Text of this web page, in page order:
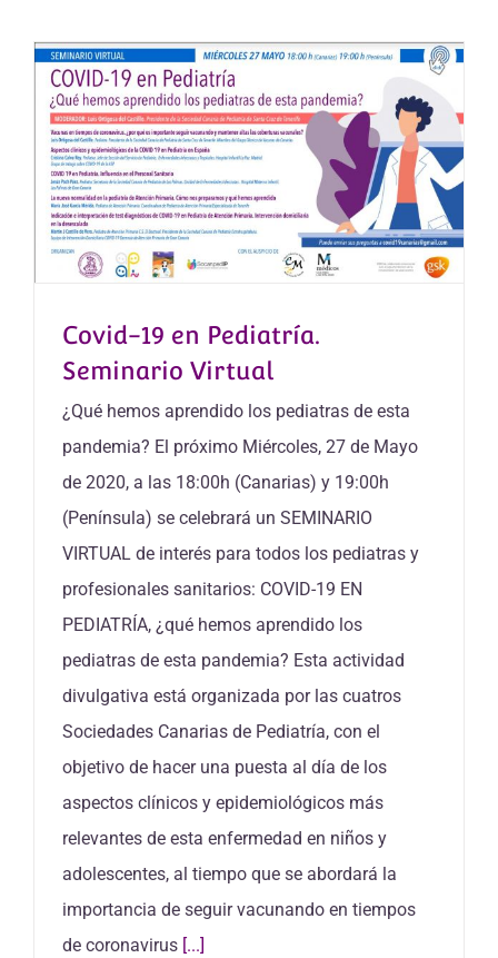
Covid-19 en Pediatría.
Seminario Virtual
¿Qué hemos aprendido los pediatras de esta
pandemia? El próximo Miércoles, 27 de Mayo
de 2020, a las 18:00h (Canarias) y 19:00h
(Península) se celebrará un SEMINARIO
VIRTUAL de interés para todos los pediatras y
profesionales sanitarios: COVID-19 EN
PEDIATRÍA, ¿qué hemos aprendido los
pediatras de esta pandemia? Esta actividad
divulgativa está organizada por las cuatros
Sociedades Canarias de Pediatría, con el
objetivo de hacer una puesta al día de los
aspectos clínicos y epidemiológicos más
relevantes de esta enfermedad en niños y
adolescentes, al tiempo que se abordará la
importancia de seguir vacunando en tiempos
de coronavirus [...]